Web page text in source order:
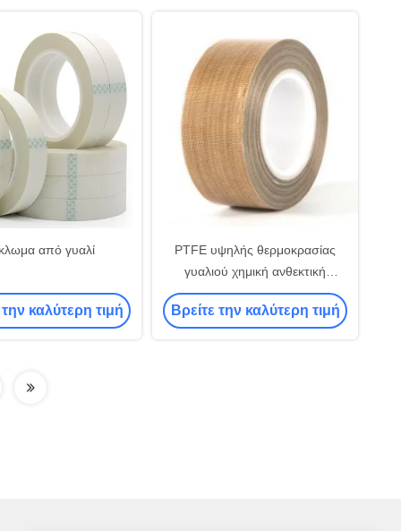
από γυαλί
την καλύτερη τιμή
PTFE υψηλής θερμοκρασίας
γυαλιού χημική ανθεκτική
μόνωση ταινιών υφασμάτων
ηλεκτρική
Βρείτε την καλύτερη τιμή